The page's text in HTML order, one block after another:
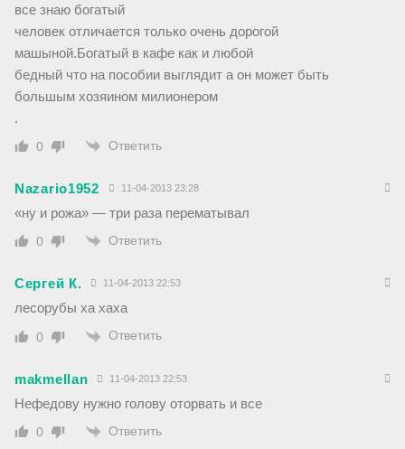
все знаю богатый
человек отличается только очень дорогой
машыной.Богатый в кафе как и любой
бедный что на пособии выглядит а он может быть
большым хозяином милионером
.
0 Ответить
Nazario1952 11-04-2013 23:28
«ну и рожа» — три раза перематывал
0 Ответить
Сергей К. 11-04-2013 22:53
лесорубы ха хаха
0 Ответить
makmellan 11-04-2013 22:53
Нефедову нужно голову оторвать и все
0 Ответить